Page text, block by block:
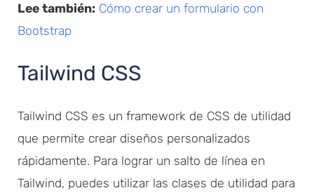
Lee también: Cómo crear un formulario con
Bootstrap
Tailwind CSS
Tailwind CSS es un framework de CSS de utilidad
que permite crear diseños personalizados
rápidamente. Para lograr un salto de línea en
Tailwind, puedes utilizar las clases de utilidad para